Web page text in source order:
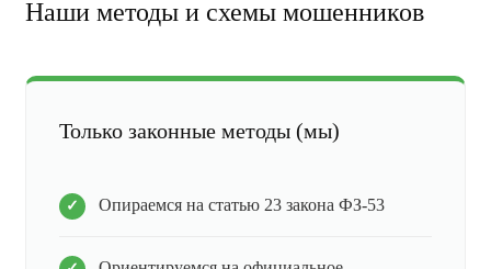
Наши методы и схемы мошенников
Только законные методы (мы)
Опираемся на статью 23 закона ФЗ-53